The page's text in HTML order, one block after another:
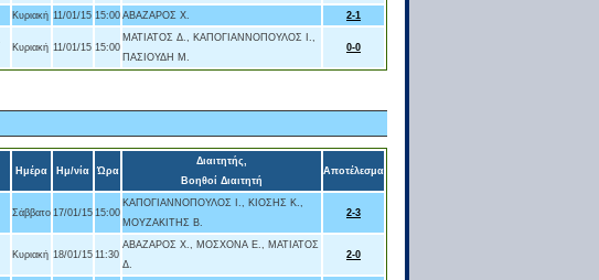
Κυριακή 11/01/15 15:00 ΑΒΑΖΑΡΟΣ Χ. 2-1
Κυριακή 11/01/15 15:00
ΜΑΤΙΑΤΟΣ Δ., ΚΑΠΟΓΙΑΝΝΟΠΟΥΛΟΣ Ι.,
ΠΑΣΙΟΥΔΗ Μ.
0-0
Ημέρα Ημ/νία Ώρα
Διαιτητής,
Βοηθοί Διαιτητή
Αποτέλεσμα
Σάββατο 17/01/15 15:00
ΚΑΠΟΓΙΑΝΝΟΠΟΥΛΟΣ Ι., ΚΙΟΣΗΣ Κ.,
ΜΟΥΖΑΚΙΤΗΣ Β.
2-3
Κυριακή 18/01/15 11:30
ΑΒΑΖΑΡΟΣ Χ., ΜΟΣΧΟΝΑ Ε., ΜΑΤΙΑΤΟΣ
Δ.
2-0